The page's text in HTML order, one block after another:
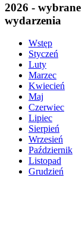
2026 - wybrane
wydarzenia
Wstęp
Styczeń
Luty
Marzec
Kwiecień
Maj
Czerwiec
Lipiec
Sierpień
Wrzesień
Październik
Listopad
Grudzień